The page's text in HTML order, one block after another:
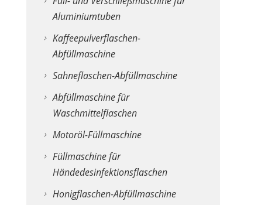
Aluminiumtuben
Kaffeepulverflaschen-
Abfüllmaschine
Sahneflaschen-Abfüllmaschine
Abfüllmaschine für
Waschmittelflaschen
Motoröl-Füllmaschine
Füllmaschine für
Händedesinfektionsflaschen
Honigflaschen-Abfüllmaschine